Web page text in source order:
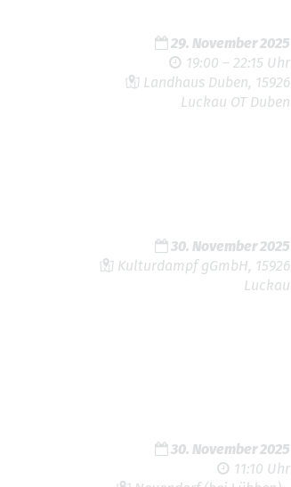
29. November 2025
19:00 – 22:15 Uhr
Landhaus Duben, 15926
Luckau OT Duben
30. November 2025
Kulturdampf gGmbH, 15926
Luckau
30. November 2025
11:10 Uhr